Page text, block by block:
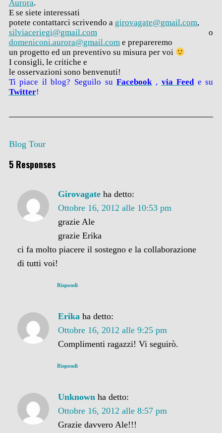
Aurora.
E se siete interessati
potete contattarci scrivendo a girovagate@gmail.com,
silviaceriegi@gmail.como
domeniconi.aurora@gmail.come prepareremo
un progetto ed un preventivo su misura per voi
I consigli, le critiche e
le osservazioni sono benvenuti!
Ti piace il blog? Seguilo su Facebook , viaFeede su
Twitter!
Blog Tour
5 Responses
Girovagate ha detto:
Ottobre 16, 2012 alle 10:53 pm
grazie Ale
grazie Erika
ci fa molto piacere il sostegno e la collaborazione
di tutti voi!
Rispondi
Erika ha detto:
Ottobre 16, 2012 alle 9:25 pm
Complimenti ragazzi! Vi seguirò.
Rispondi
Unknown ha detto:
Ottobre 16, 2012 alle 8:57 pm
Grazie davvero Ale!!!